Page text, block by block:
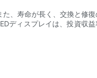
、寿命が長く、交換と修
ディスプレイは、投資収